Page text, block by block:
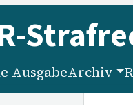
-
AusgabeArchiv